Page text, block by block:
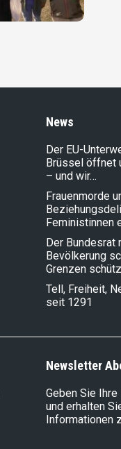
News
Der EU-
Brüssel öffnet
– und wir…
Frauenmorde
Feministinnen
Der Bundesrat
Bevölkerung
Grenzen
Tell, Freiheit,
seit 1291
Newsletter
Geben Sie
und erhalten
Informationen